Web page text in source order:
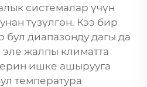
системалар үчүн
түзүлгөн. Кээ бир
диапазонду дагы да
жалпы климатта
ишке ашырууга
температура